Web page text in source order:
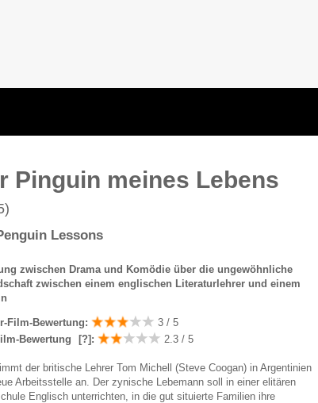
Pinguin meines Lebens
Lessons
zwischen Drama und Komödie über die ungewöhnliche
zwischen einem englischen Literaturlehrer und einem
Film-Bewertung:
3 / 5
Bewertung
[?] : 2.3 / 5
der britische Lehrer Tom Michell (Steve Coogan) in Argentinien
Arbeitsstelle an. Der zynische Lebemann soll in einer elitären
Englisch unterrichten, in die gut situierte Familien ihre